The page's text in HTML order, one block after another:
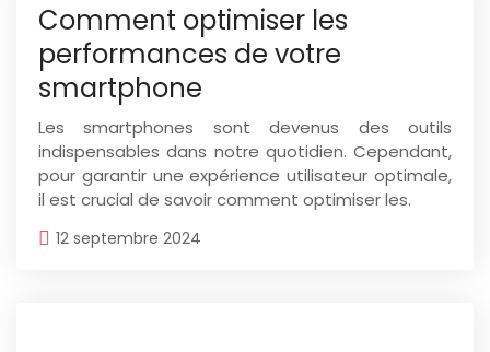
Comment optimiser les
performances de votre
smartphone
Les smartphones sont devenus des outils
indispensables dans notre quotidien. Cependant,
pour garantir une expérience utilisateur optimale,
il est crucial de savoir comment optimiser les.
12 septembre 2024